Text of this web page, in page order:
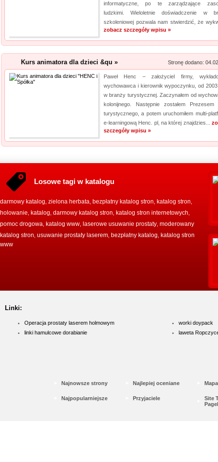
informatyczne, po te zarządzające
ludzkimi. Wieloletnie doświadczenie w
szkoleniowej pozwala nam stwierdzić, że
zobacz szczegóły wpisu »
Kurs animatora dla dzieci &qu » Stronę dodano:
Paweł Henc – założyciel firmy,
wychowawca i kierownik wypoczynku, od
w branży turystycznej. Zaczynałem od
kolonijnego. Następnie zostałem Prezesem
turystycznego, a potem uruchomiłem multi-
e-learningową Henc. pl, na której znajdzies...
szczegóły wpisu »
Losowe tagi w katalogu
darmowy katalog zielona herbata bezpłatny katalog stron katalog stron
holowanie katalog darmowy katalog stron katalog stron internetowych
pomoc drogowa katalog www laserowe usuwanie prostaty moderowany
katalog stron usuwanie prostaty laserem bezpłatny katalog katalog stron
www
Linki:
Operacja prostaty laserem holmowym
linki hamulcowe dorabianie
worki doypack
laweta
Najnowsze strony Najlepiej oceniane
Najpopularniejsze Przyjaciele
Site